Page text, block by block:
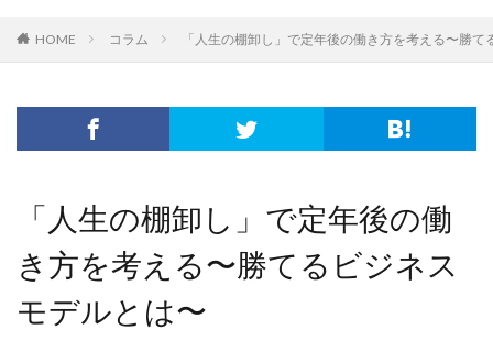
HOME コラム 「人生の棚卸し」で定年後の働き方を考える〜勝
「人生の棚卸し」で定年後の働
き方を考える〜勝てるビジネス
モデルとは〜
お知らせ
コラム
セミナー・イベント
タグ
50代 50代起業
60代 60代起業
AI